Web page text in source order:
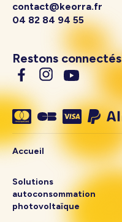
contact@keorra.fr
04 82 84 94 55
Restons connectés
Accueil
Solutions
autoconsommation
photovoltaïque